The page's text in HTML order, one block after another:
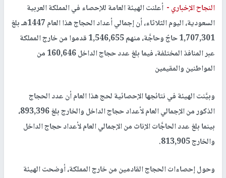
النجاح الإخباري - أعلنت الهيئة العامة للإحصاء في المملكة العربية
السعودية، اليوم الثلاثاء، أن إجمالي أعداد الحجاج هذا العام 1447هـ بلغ
1,707,301 حاجّ وحاجَّة، منهم 1,546,655 قدموا من خارج المملكة
عبر المنافذ المختلفة، فيما بلغ عدد حجاج الداخل 160,646 من
المواطنين والمقيمين
وبيَّنت الهيئة في نتائجها الإحصائية لحج هذا العام أن عدد الحجاج
الذكور من الإجمالي العام لأعداد حجاج الداخل والخارج بلغ 893,396،
بينما بلغ عدد الحاجَّات الإناث من الإجمالي العام لأعداد حجاج الداخل
والخارج 813,905.
وحول إحصاءات الحجاج القادمين من خارج المملكة، أوضحت الهيئة